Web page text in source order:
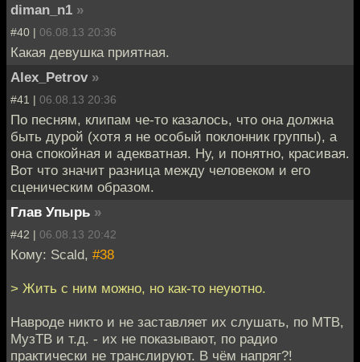
diman_n1 »
#40 | 06.08.13 20:36
Какая девушка приятная.
Alex_Petrov »
#41 | 06.08.13 20:36
По песням, клипам че-то казалось, что она должна
быть дурой (хотя я не особый поклонник группы), а
она спокойная и адекватная. Ну, и понятно, красивая.
Вот что значит разница между человеком и его
сценическим образом.
Глав Упырь »
#42 | 06.08.13 20:42
Кому: Scald, #38
> Жить с ним можно, но как-то неуютно.
Навроде никто и не заставляет их слушать, по МТВ,
МузТВ и т.д. - их не показывают, по радио
практически не транслируют. В чём напряг?!